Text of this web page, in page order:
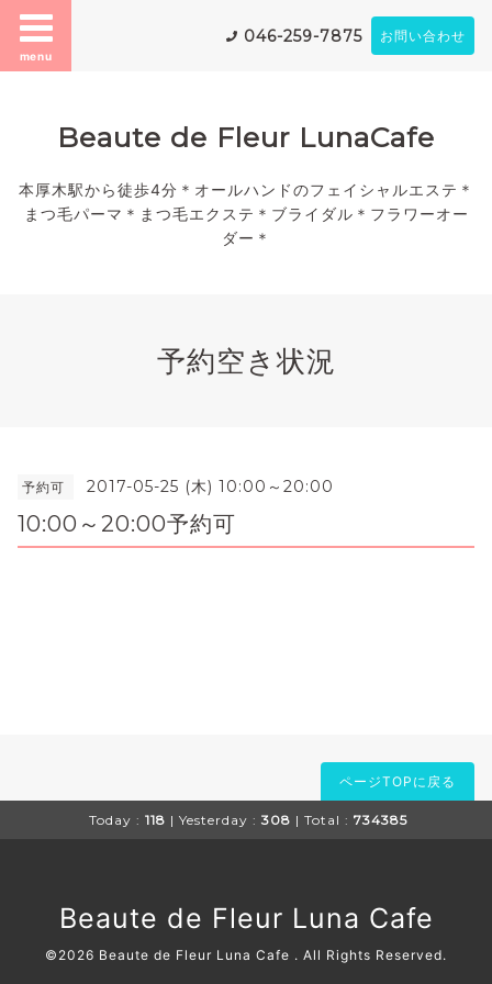
menu
046-259-7875 お問い合わせ
Beaute de Fleur LunaCafe
本厚木駅から徒歩4分＊オールハンドのフェイシャルエステ＊
まつ毛パーマ＊まつ毛エクステ＊ブライダル＊フラワーオー
ダー＊
予約空き状況
予約可 2017-05-25 (木) 10:00～20:00
10:00～20:00予約可
ページTOPに戻る
Today : 118 | Yesterday : 308 | Total : 734385
Beaute de Fleur Luna Cafe
©2026 Beaute de Fleur Luna Cafe . All Rights Reserved.